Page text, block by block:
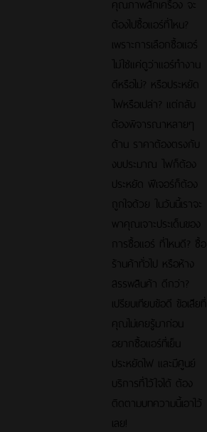
ต้องไปซื้อแอร์ที่ไหน?
เพราะการเลือกซื้อแอร์
ไม่ใช่แค่ดูว่าแอร์ทำงาน
ดีหรือไม่? หรือประหยัด
ไฟหรือเปล่า? แต่กลับ
ต้องพิจารณาหลายๆ
ด้าน ราคาต้องตรงกับ
งบประมาณ ไฟก็ต้อง
ประหยัด ฟีเจอร์ก็ต้อง
ถูกใจด้วย ในวันนี้เราจะ
พาคุณเจาะประเด็นของ
การซื้อแอร์ ที่ไหนดี? ซื้อ
ร้านค้าทั่วไป หรือห้าง
สรรพสินค้า ดีกว่า?
เปรียบเทียบข้อดี ข้อเสียที่
คุณไม่เคยรู้มาก่อน
อยากซื้อแอร์ที่เย็น
ประหยัดไฟ และมีศูนย์
บริการที่ไว้ใจได้ ต้อง
ติดตามบทความนี้เอาไว้
เลย!